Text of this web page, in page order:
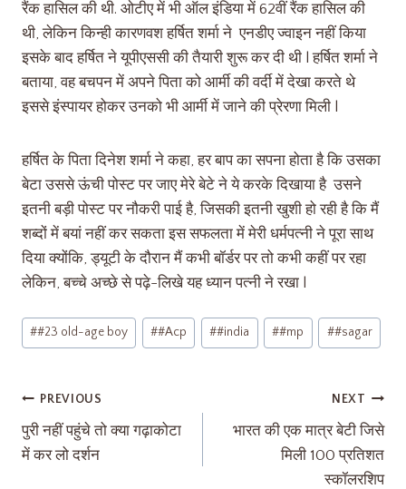
रैंक हासिल की थी. ओटीए में भी ऑल इंडिया में 62वीं रैंक हासिल की
थी, लेकिन किन्ही कारणवश हर्षित शर्मा ने एनडीए ज्वाइन नहीं किया
इसके बाद हर्षित ने यूपीएससी की तैयारी शुरू कर दी थी l हर्षित शर्मा ने
बताया, वह बचपन में अपने पिता को आर्मी की वर्दी में देखा करते थे
इससे इंस्पायर होकर उनको भी आर्मी में जाने की प्रेरणा मिली l
हर्षित के पिता दिनेश शर्मा ने कहा, हर बाप का सपना होता है कि उसका
बेटा उससे ऊंची पोस्ट पर जाए मेरे बेटे ने ये करके दिखाया है उसने
इतनी बड़ी पोस्ट पर नौकरी पाई है, जिसकी इतनी खुशी हो रही है कि मैं
शब्दों में बयां नहीं कर सकता इस सफलता में मेरी धर्मपत्नी ने पूरा साथ
दिया क्योंकि, ड्यूटी के दौरान मैं कभी बॉर्डर पर तो कभी कहीं पर रहा
लेकिन, बच्चे अच्छे से पढ़े-लिखे यह ध्यान पत्नी ने रखा l
##23 old-age boy ##Acp ##india ##mp ##sagar
PREVIOUS
पुरी नहीं पहुंचे तो क्या गढ़ाकोटा
में कर लो दर्शन
NEXT
भारत की एक मात्र बेटी जिसे
मिली 100 प्रतिशत
स्कॉलरशिप